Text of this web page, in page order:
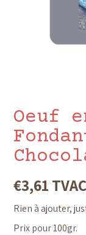
Oeuf
€3,61 TVAC
Rien à ajouter,
Prix pour 100gr.